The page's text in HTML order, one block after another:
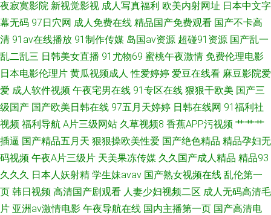
夜寂寞影院 新视觉影视 成人写真福利 欧美内射网址 日本中文字
幕无码 97日穴网 成人免费在线 精品国产免费观看 国产不卡高
清 91av在线播放 91制作传媒 岛国av资源 超碰91资源 国产乱一
乱二乱三 日韩美女直播 91尤物69 蜜桃午夜激情 免费伦理电影
日本电影伦理片 黄瓜视频成人 性爱婷婷 爱豆在线看 麻豆影院爱
爱 成人软件视频 午夜宅男在线 91专区在线 狠狠干欧美 国产三
级国产 国产欧美日韩在线 97五月天婷婷 日韩在线网 91福利社
视频 福利导航 A片三级网站 久草视频8 香蕉APP污视频 艹艹艹
插逼 国产精品五月天 狠狠操欧美性爱 国产绝色精品 精品孕妇无
码视频 午夜A片三级片 天美果冻传媒 久久国产成人精品 精品93
久久久 日本人妖射精 学生妹avav 国产熟女视频在线 乱伦第一
页 韩日视频 高清国产剧观看 人妻少妇视频二区 成人无码高清毛
片 亚洲av激情电影 午夜导航在线 国内主播第一页 国产高清电